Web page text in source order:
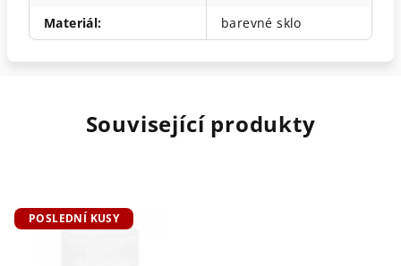
Materiál: barevné sklo
Související produkty
POSLEDNÍ KUSY